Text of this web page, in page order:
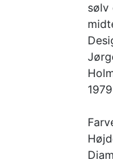
sølv
1979